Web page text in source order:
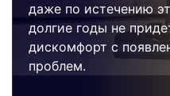
даже по истечению
долгие годы не
дискомфорт с
проблем.